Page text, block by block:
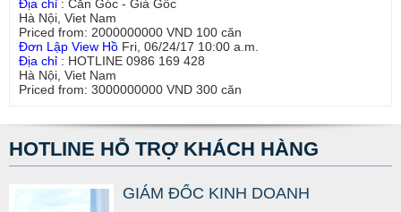
Địa chỉ : Căn Góc - Giá Gốc
Hà Nội, Viet Nam
Priced from: 2000000000 VND 100 căn
Đơn Lập View Hồ Fri, 06/24/17 10:00 a.m.
Địa chỉ : HOTLINE 0986 169 428
Hà Nội, Viet Nam
Priced from: 3000000000 VND 300 căn
HOTLINE HỖ TRỢ KHÁCH HÀNG
GIÁM ĐỐC KINH DOANH